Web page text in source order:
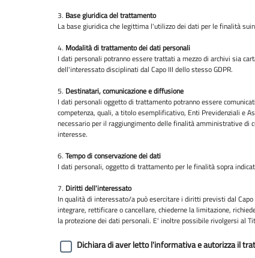
3. Base giuridica del trattamento
La base giuridica che legittima l'utilizzo dei dati per le finalità
4. Modalità di trattamento dei dati personali
I dati personali potranno essere trattati a mezzo di archivi sia
dell'interessato disciplinati dal Capo III dello stesso GDPR.
5. Destinatari, comunicazione e diffusione
I dati personali oggetto di trattamento potranno essere
competenza, quali, a titolo esemplificativo, Enti Previdenziali e
necessario per il raggiungimento delle finalità amministrative di
interesse.
6. Tempo di conservazione dei dati
I dati personali, oggetto di trattamento per le finalità sopra
7. Diritti dell'interessato
In qualità di interessato/a può esercitare i diritti previsti dal
integrare, rettificare o cancellare, chiederne la limitazione,
la protezione dei dati personali. E' inoltre possibile rivolgersi al
Dichiara di aver letto l'informativa e autorizza il